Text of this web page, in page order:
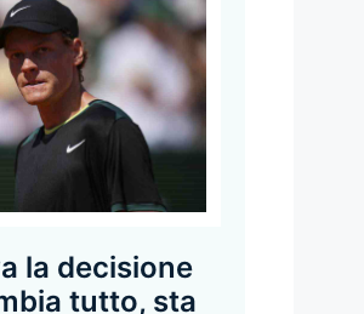
la decisione
tutto, sta